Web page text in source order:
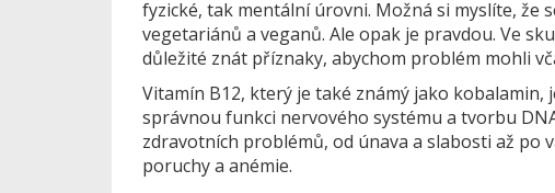
fyzické, tak mentální úrovni. Možná si myslíte, že
vegetariánů a veganů. Ale opak je pravdou. Ve
důležité znát příznaky, abychom problém mohli
Vitamín B12, který je také známý jako
správnou funkci nervového systému a tvorbu
zdravotních problémů, od únava a slabosti až po
poruchy a anémie.